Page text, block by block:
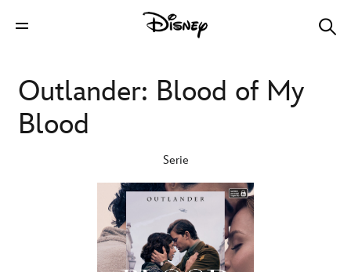
Outlander: Blood of My
Blood
Serie